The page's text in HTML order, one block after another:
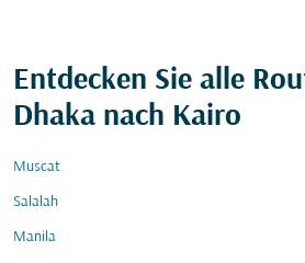
Entdecken Sie alle
Dhaka nach Kairo
Muscat
Salalah
Manila